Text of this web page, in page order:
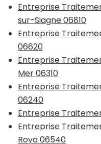
Entreprise
sur-Siagne 06810
Entreprise
06620
Entreprise
Mer 06310
Entreprise
06240
Entreprise
Entreprise
Roya 06540